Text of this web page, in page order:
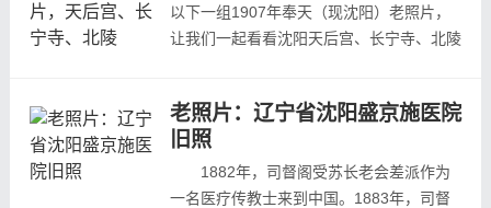
灾之后紧接着就是饥荒，大批的灾民他们的
粮食被大水冲走，失去了生...
以下一组1907年奉天（现沈阳）老照片，
让我们一起看看沈阳天后宫、长宁寺、北陵
初世界上最有成就的中国学大师，公认的
“欧洲汉学泰斗”。1907年3月27日—1908年
2月5日，沙畹再来到我国东北和华北地区
冀、鲁、豫、陕、晋省，考察文...
老照片：辽宁省沈阳盛京施医院
旧照
1882年，司督阁受苏长老会差派作为
一名医疗传教士来到中国。1883年，司督